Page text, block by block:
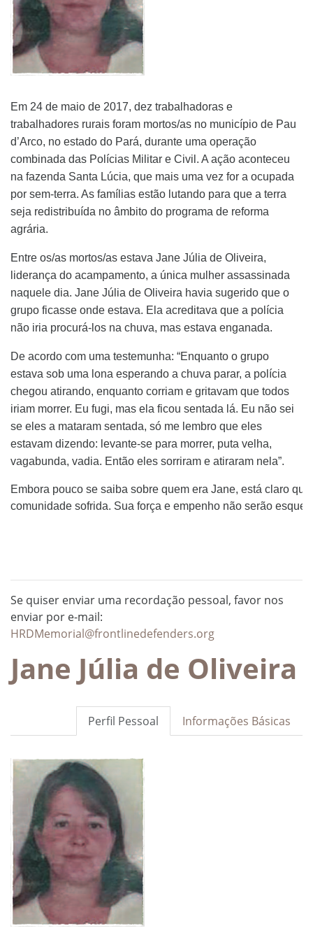
Em 24 de maio de 2017, dez trabalhadoras e
trabalhadores rurais foram mortos/as no município de Pau
d’Arco, no estado do Pará, durante uma operação
combinada das Polícias Militar e Civil. A ação aconteceu
na fazenda Santa Lúcia, que mais uma vez for a ocupada
por sem-terra. As famílias estão lutando para que a terra
seja redistribuída no âmbito do programa de reforma
agrária.
Entre os/as mortos/as estava Jane Júlia de Oliveira,
liderança do acampamento, a única mulher assassinada
naquele dia. Jane Júlia de Oliveira havia sugerido que o
grupo ficasse onde estava. Ela acreditava que a polícia
não iria procurá-los na chuva, mas estava enganada.
De acordo com uma testemunha: “Enquanto o grupo
estava sob uma lona esperando a chuva parar, a polícia
chegou atirando, enquanto corriam e gritavam que todos
iriam morrer. Eu fugi, mas ela ficou sentada lá. Eu não sei
se eles a mataram sentada, só me lembro que eles
estavam dizendo: levante-se para morrer, puta velha,
vagabunda, vadia. Então eles sorriram e atiraram nela”.
Embora pouco se saiba sobre quem era Jane, está claro
comunidade sofrida. Sua força e empenho não serão
Se quiser enviar uma recordação pessoal, favor nos
enviar por e-mail:
HRDMemorial@frontlinedefenders.org
Jane Júlia de Oliveira
Informações Básicas
Perfil Pessoal